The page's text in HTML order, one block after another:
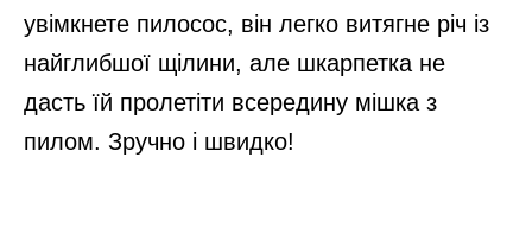
увімкнете пилосос, він легко витягне річ із
найглибшої щілини, але шкарпетка не
дасть їй пролетіти всередину мішка з
пилом. Зручно і швидко!